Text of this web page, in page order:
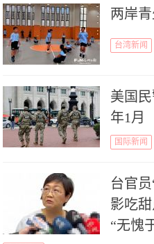
两岸
台湾新闻
美国
年1月
国际新闻
台官
影吃
“无愧